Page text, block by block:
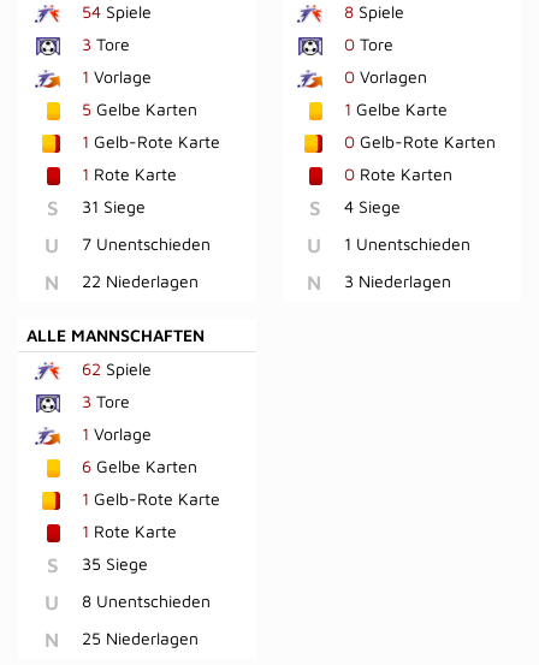
54 Spiele
3 Tore
1 Vorlage
5 Gelbe Karten
1 Gelb-Rote Karte
1 Rote Karte
S 31 Siege
U 7 Unentschieden
N 22 Niederlagen
8Spiele
0Tore
0Vorlagen
1 Gelbe Karte
0Gelb-Rote Karten
0Rote Karten
S 4 Siege
U 1 Unentschieden
N 3 Niederlagen
ALLE MANNSCHAFTEN
62 Spiele
3 Tore
1 Vorlage
6 Gelbe Karten
1 Gelb-Rote Karte
1 Rote Karte
S 35 Siege
U 8 Unentschieden
N 25 Niederlagen